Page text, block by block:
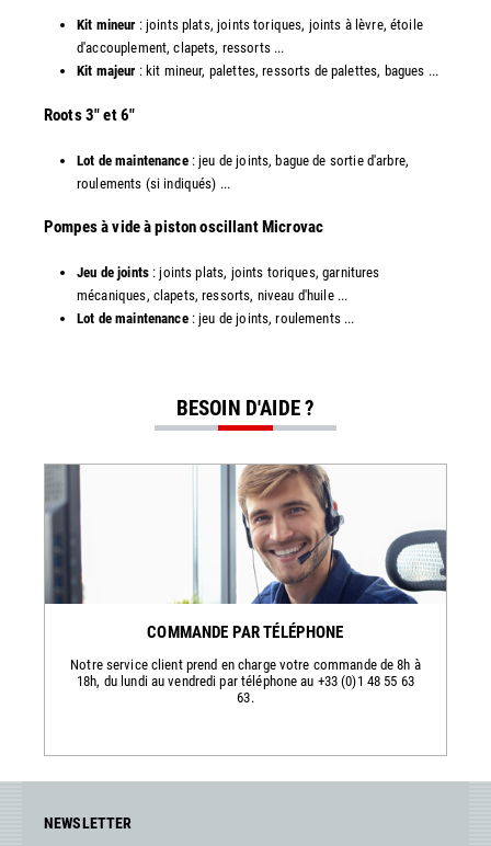
Kit mineur : joints plats, joints toriques, joints à lèvre, étoile
d'accouplement, clapets, ressorts ...
Kit majeur : kit mineur, palettes, ressorts de palettes, bagues ...
​Roots 3" et 6"
Lot de maintenance: jeu de joints, bague de sortie d'arbre,
roulements (si indiqués) ...
​​Pompes à vide à piston oscillant Microvac
Jeu de joints: joints plats, joints toriques, garnitures
mécaniques, clapets, ressorts, niveau d'huile ...
Lot de maintenance: jeu de joints, roulements ...
BESOIN D'AIDE ?
COMMANDE PAR TÉLÉPHONE
Notre service client prend en charge votre commande de 8h à
18h, du lundi au vendredi par téléphone au +33 (0)1 48 55 63
63.
NEWSLETTER